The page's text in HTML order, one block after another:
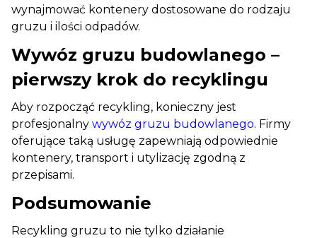
wynajmować kontenery dostosowane do rodzaju
gruzu i ilości odpadów.
Wywóz gruzu budowlanego –
pierwszy krok do recyklingu
Aby rozpocząć recykling, konieczny jest
profesjonalny wywóz gruzu budowlanego. Firmy
oferujące taką usługę zapewniają odpowiednie
kontenery, transport i utylizację zgodną z
przepisami.
Podsumowanie
Recykling gruzu to nie tylko działanie